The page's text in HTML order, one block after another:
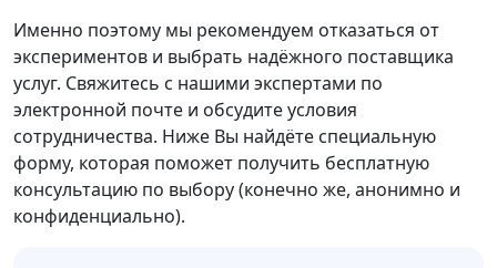
Именно поэтому мы рекомендуем отказаться от
экспериментов и выбрать надёжного поставщика
услуг. Свяжитесь с нашими экспертами по
электронной почте и обсудите условия
сотрудничества. Ниже Вы найдёте специальную
форму, которая поможет получить бесплатную
консультацию по выбору (конечно же, анонимно и
конфиденциально).